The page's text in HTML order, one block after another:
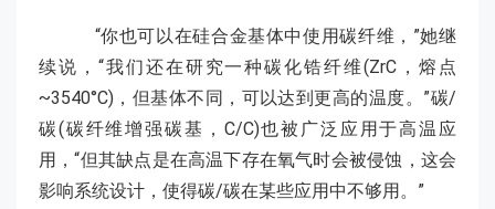
“你也可以在硅合金基体中使用碳纤维，”她继
续说，“我们还在研究一种碳化锆纤维(ZrC，熔点
~3540°C)，但基体不同，可以达到更高的温度。”碳/
碳(碳纤维增强碳基，C/C)也被广泛应用于高温应
用，“但其缺点是在高温下存在氧气时会被侵蚀，这会
影响系统设计，使得碳/碳在某些应用中不够用。”